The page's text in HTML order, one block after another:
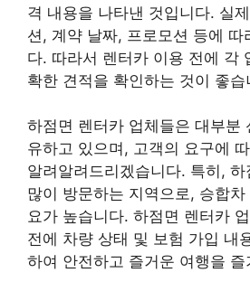
격 내용을 나타낸 것입니다. 실
션, 계약 날짜, 프로모션 등에 따
다. 따라서 렌터카 이용 전에 각
확한 견적을 확인하는 것이 좋습
하점면 렌터카 업체들은 대부분
유하고 있으며, 고객의 요구에
알려알려드리겠습니다. 특히, 하
많이 방문하는 지역으로, 승합
요가 높습니다. 하점면 렌터카
전에 차량 상태 및 보험 가입 내
하여 안전하고 즐거운 여행을